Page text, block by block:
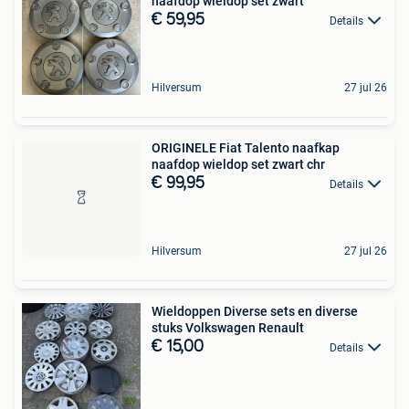
€ 59,95 Details
Hilversum 27 jul 26
ORIGINELE Fiat Talento naafkap
naafdop wieldop set zwart chr
€ 99,95 Details
Hilversum 27 jul 26
Wieldoppen Diverse sets en diverse
stuks Volkswagen Renault
€ 15,00 Details